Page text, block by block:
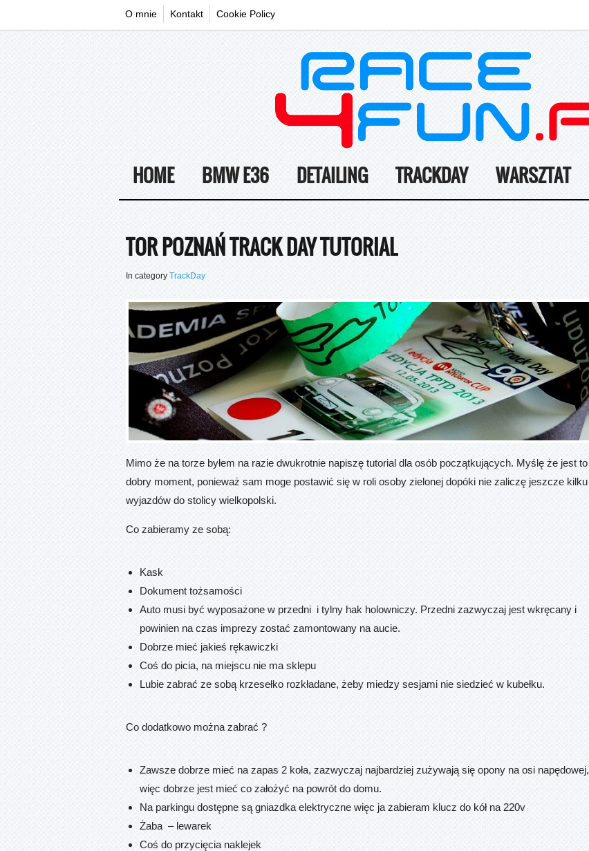
O mnie Kontakt Cookie Policy
HOME BMW E36 DETAILING TRACKDAY WARSZTAT
TOR POZNAŃ TRACK DAY TUTORIAL
In category TrackDay
Mimo że na torze byłem na razie dwukrotnie napiszę tutorial dla osób początkujących. Myślę że jest to
dobry moment, ponieważ sam moge postawić się w roli osoby zielonej dopóki nie zaliczę jeszcze kilku
wyjazdów do stolicy wielkopolski.
Co zabieramy ze sobą:
Kask
Dokument tożsamości
Auto musi być wyposażone w przedni i tylny hak holowniczy. Przedni zazwyczaj jest wkręcany i
powinien na czas imprezy zostać zamontowany na aucie.
Dobrze mieć jakieś rękawiczki
Coś do picia, na miejscu nie ma sklepu
Lubie zabrać ze sobą krzesełko rozkładane, żeby miedzy sesjami nie siedzieć w kubełku.
Co dodatkowo można zabrać ?
Zawsze dobrze mieć na zapas 2 koła, zazwyczaj najbardziej zużywają się opony na osi napędowej,
więc dobrze jest mieć co założyć na powrót do domu.
Na parkingu dostępne są gniazdka elektryczne więc ja zabieram klucz do kół na 220v
Żaba – lewarek
Coś do przycięcia naklejek